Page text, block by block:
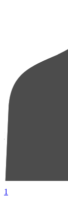
順位
選手名
成績
1